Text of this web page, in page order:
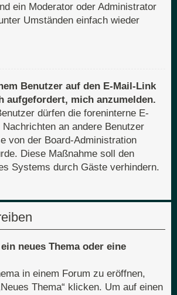
ein Moderator oder Administrator
Umständen einfach wieder
Benutzer auf den E-Mail-Link
aufgefordert, mich anzumelden.
dürfen die foreninterne E-
an andere Benutzer
von der Board-Administration
Diese Maßnahme soll den
Systems durch Gäste verhindern.
neues Thema oder eine
in einem Forum zu eröffnen,
Thema“ klicken. Um auf einen